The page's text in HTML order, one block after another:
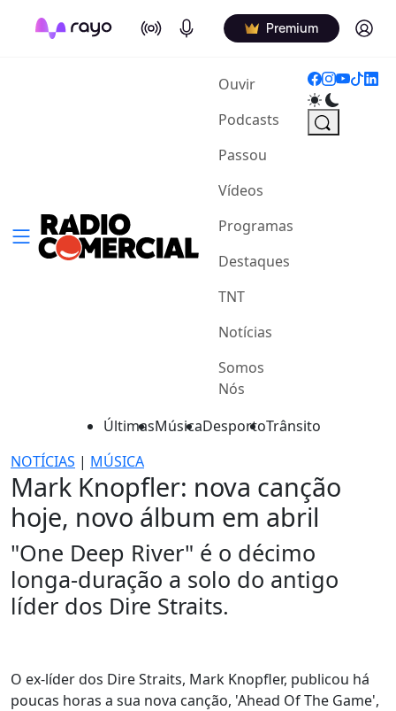
On Air Podcasts Premium Log in
Ouvir(current)
Podcasts
Passou
Vídeos
Programas
Destaques
TNT
Notícias
Somos
Nós
ÚltimasMúsicaDesportoTrânsito
NOTÍCIAS | MÚSICA
Mark Knopfler: nova canção
hoje, novo álbum em abril
"One Deep River" é o décimo
longa-duração a solo do antigo
líder dos Dire Straits.
O ex-líder dos Dire Straits, Mark Knopfler, publicou há
poucas horas a sua nova canção, 'Ahead Of The Game',